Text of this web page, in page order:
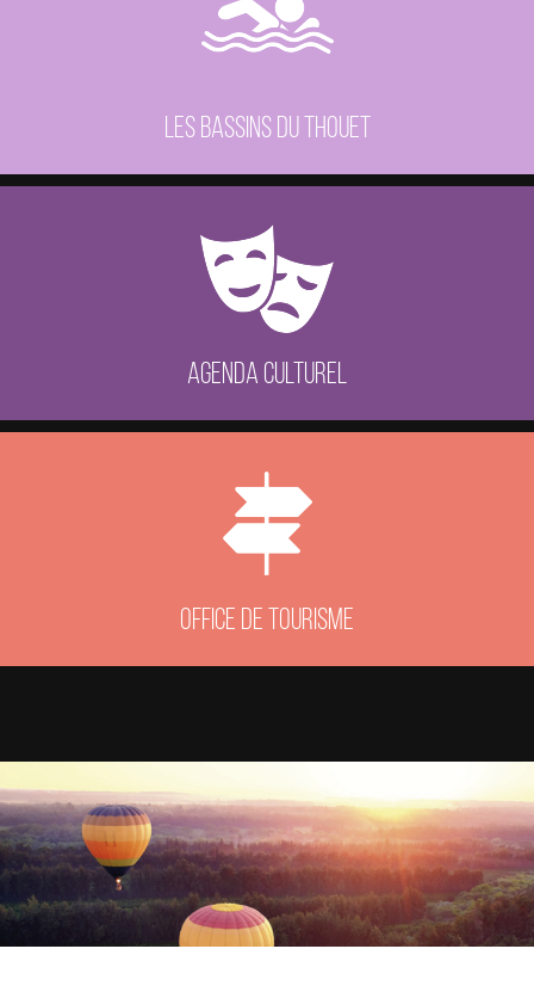
LES BASSINS DU THOUET
AGENDA CULTUREL
OFFICE DE TOURISME